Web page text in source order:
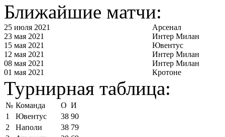
Ближайшие матчи:
25 июля 2021
Арсенал
23 мая 2021
Интер Милан
15 мая 2021
Ювентус
12 мая 2021
Интер Милан
08 мая 2021
Интер Милан
01 мая 2021
Кротоне
Турнирная таблица:
№ Команда О И
1
Ювентус 38 90
2
Наполи 38 79